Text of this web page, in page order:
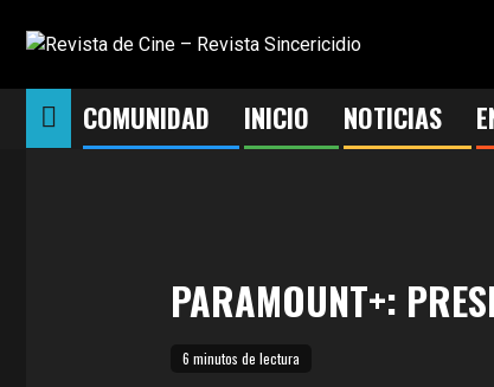
COMUNIDAD INICIO NOTICIAS
PARAMOUNT+:
6 minutos de lectura